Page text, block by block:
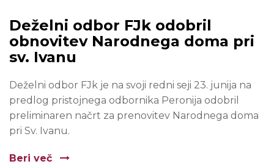
Deželni odbor FJk odobril
obnovitev Narodnega doma pri
sv. Ivanu
Deželni odbor FJk je na svoji redni seji 23. junija na
predlog pristojnega odbornika Peronija odobril
preliminaren načrt za prenovitev Narodnega doma
pri Sv. Ivanu.
Beri več